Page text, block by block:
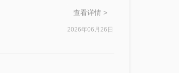
查看详情 >
2026年06月26日